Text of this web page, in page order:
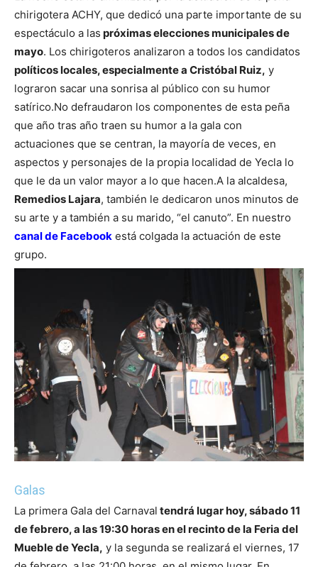
chirigotera ACHY, que dedicó una parte importante de su
espectáculo a las próximas elecciones municipales de
mayo. Los chirigoteros analizaron a todos los candidatos
políticos locales, especialmente a Cristóbal Ruiz, y
lograron sacar una sonrisa al público con su humor
satírico.No defraudaron los componentes de esta peña
que año tras año traen su humor a la gala con
actuaciones que se centran, la mayoría de veces, en
aspectos y personajes de la propia localidad de Yecla lo
que le da un valor mayor a lo que hacen.A la alcaldesa,
Remedios Lajara, también le dedicaron unos minutos de
su arte y a también a su marido, “el canuto”. En nuestro
canal de Facebook está colgada la actuación de este
grupo.
Galas
La primera Gala del Carnaval tendrá lugar hoy, sábado 11
de febrero, a las 19:30 horas en el recinto de la Feria del
Mueble de Yecla, y la segunda se realizará el viernes, 17